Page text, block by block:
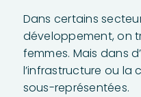
Dans certains
développement, on
femmes. Mais dans
l’infrastructure ou la
sous-représentées.